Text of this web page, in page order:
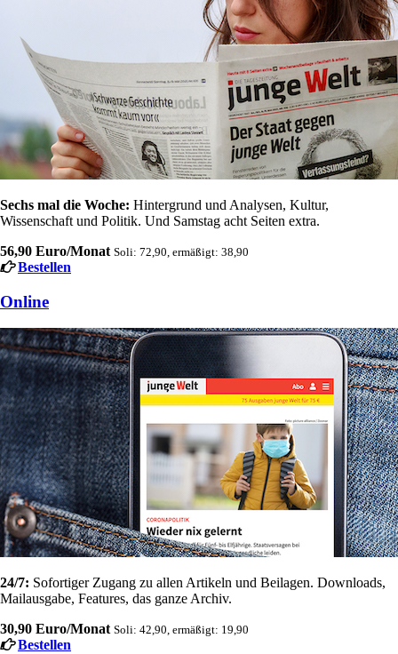
Sechs mal die Woche: Hintergrund und Analysen, Kultur,
Wissenschaft und Politik. Und Samstag acht Seiten extra.
56,90 Euro/Monat Soli: 72,90, ermäßigt: 38,90
Bestellen
Online
24/7: Sofortiger Zugang zu allen Artikeln und Beilagen. Downloads,
Mailausgabe, Features, das ganze Archiv.
30,90 Euro/Monat Soli: 42,90, ermäßigt: 19,90
Bestellen